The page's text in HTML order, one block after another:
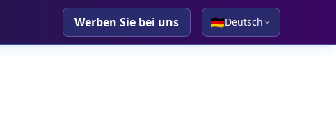
Werben Sie bei uns 🇩🇪Deutsch